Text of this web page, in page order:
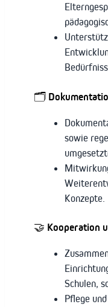
🗂️
sowie
Konzepte.
🤝 Kooperation
Schulen,
Pflege